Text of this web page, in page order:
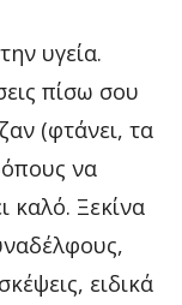
υγεία.
πίσω σου
(φτάνει, τα
να
καλό. Ξεκίνα
ειδικά